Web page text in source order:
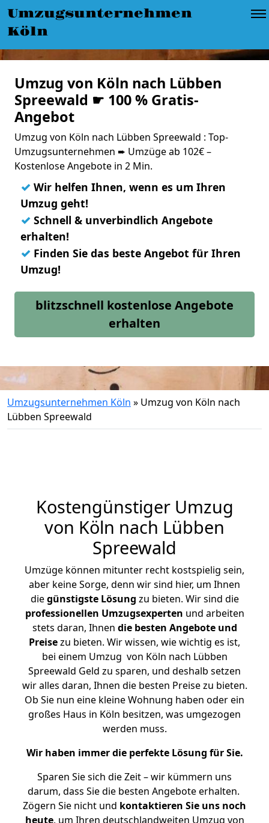
Umzugsunternehmen
Köln
Umzug von Köln nach Lübben
Spreewald ☛ 100 % Gratis-
Angebot
Umzug von Köln nach Lübben Spreewald : Top-
Umzugsunternehmen ➨ Umzüge ab 102€ –
Kostenlose Angebote in 2 Min.
✓ Wir helfen Ihnen, wenn es um Ihren
Umzug geht!
✓ Schnell & unverbindlich Angebote
erhalten!
✓ Finden Sie das beste Angebot für Ihren
Umzug!
blitzschnell kostenlose Angebote
erhalten
Umzugsunternehmen Köln » Umzug von Köln nach
Lübben Spreewald
Kostengünstiger Umzug
von Köln nach Lübben
Spreewald
Umzüge können mitunter recht kostspielig sein,
aber keine Sorge, denn wir sind hier, um Ihnen
diegünstigste Lösung zu bieten. Wir sind die
professionellen Umzugsexperten und arbeiten
stets daran, Ihnen die besten Angebote und
Preisezu bieten. Wir wissen, wie wichtig es ist,
bei einem Umzug von Köln nach Lübben
Spreewald Geld zu sparen, und deshalb setzen
wir alles daran, Ihnen die besten Preise zu bieten.
Ob Sie nun eine kleine Wohnung haben oder ein
großes Haus in Köln besitzen, was umgezogen
werden muss.
Wir haben immer die perfekte Lösung für Sie.
Sparen Sie sich die Zeit – wir kümmern uns
darum, dass Sie die besten Angebote erhalten.
Zögern Sie nicht und kontaktieren Sie uns noch
heute, um Ihren deutschlandweiten Umzug von